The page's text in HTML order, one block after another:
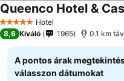
5 KategóriaHotel
Queenco Hotel &
8,6 Kiváló 1965 0.1 km
A pontos árak
válasszon dátumokat